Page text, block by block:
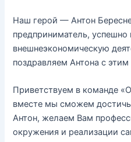
Наш герой — Антон
предприниматель,
внешнеэкономическую
поздравляем Антона с
Приветствуем в команде
вместе мы сможем
Антон, желаем Вам
окружения и реализации